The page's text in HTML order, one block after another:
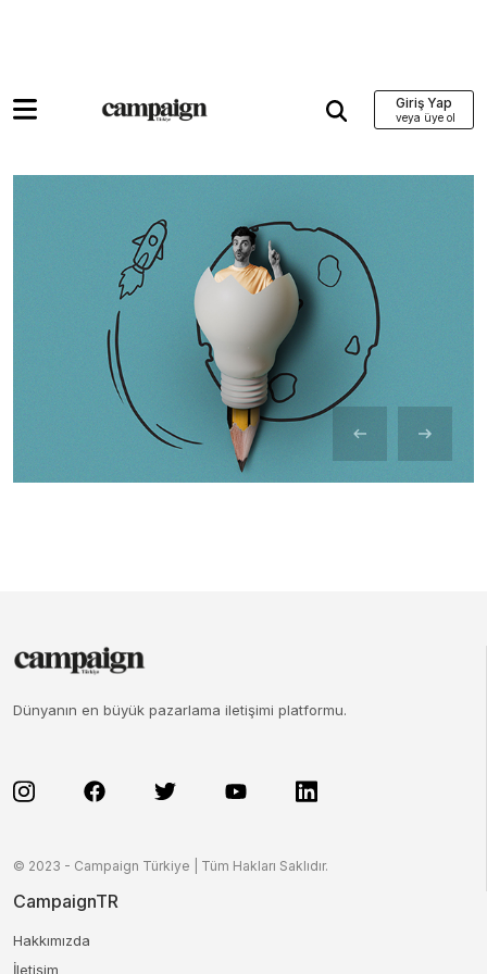
Giriş Yap
Dünyanın en büyük pazarlama iletişimi platformu.
© 2023 - Campaign Türkiye | Tüm Hakları Saklıdır.
CampaignTR
Hakkımızda
İletişim